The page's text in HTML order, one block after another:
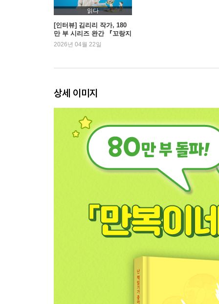
읽다
[인터뷰] 김리리 작가, 180
만 부 시리즈 완간 『꼬랑지
네 떡집』 | 예스24
2026년 04월 22일
상세 이미지